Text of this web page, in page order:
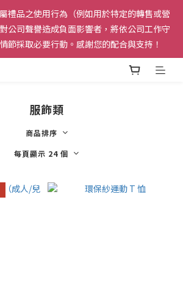
註冊，確保能順利收到驗證信。本網站僅
。離職員工及留職停薪人員均不具購買資
資格之訂單將由系統自動取消。
禮品之使用行為（例如用於特定的轉售或營
公司聲譽造成負面影響者，將依公司工作守
節採取必要行動。感謝您的配合與支持！
註冊，確保能順利收到驗證信。本網站僅
合資格之訂單將由系統自動取消。
服飾類
商品排序
每頁顯示 24 個